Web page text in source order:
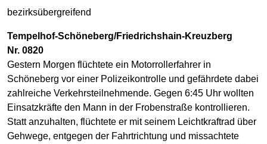
bezirksübergreifend
Tempelhof-Schöneberg/Friedrichshain-Kreuzberg
Nr. 0820
Gestern Morgen flüchtete ein Motorrollerfahrer in
Schöneberg vor einer Polizeikontrolle und gefährdete dabei
zahlreiche Verkehrsteilnehmende. Gegen 6:45 Uhr wollten
Einsatzkräfte den Mann in der Frobenstraße kontrollieren.
Statt anzuhalten, flüchtete er mit seinem Leichtkraftrad über
Gehwege, entgegen der Fahrtrichtung und missachtete